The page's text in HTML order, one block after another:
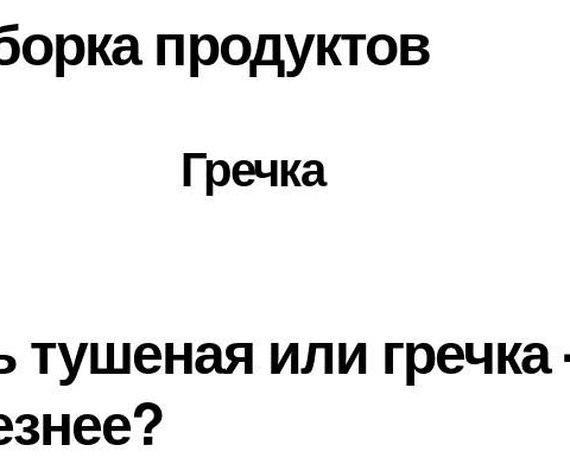
продуктов
Гречка
или гречка